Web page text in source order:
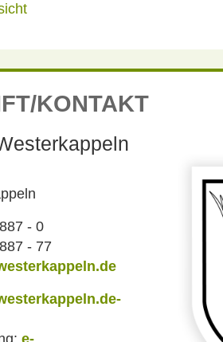
KONTAKT
- 0
- 77
e-